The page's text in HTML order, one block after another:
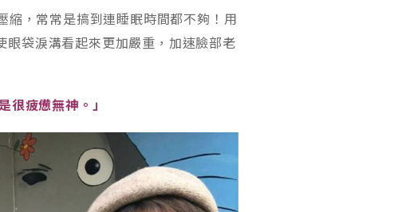
，常常是搞到連睡眠時間都不夠！用
眼袋淚溝看起來更加嚴重，加速臉部老
很疲憊無神。 」